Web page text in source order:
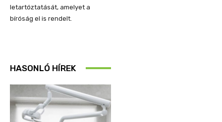
letartóztatását, amelyet a
bíróság el is rendelt.
HASONLÓ HÍREK